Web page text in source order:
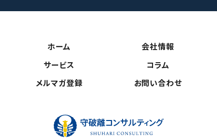
ホーム
会社情報
サービス
コラム
メルマガ登録
お問い合わせ